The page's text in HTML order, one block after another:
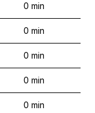
0 min
0 min
0 min
0 min
0 min